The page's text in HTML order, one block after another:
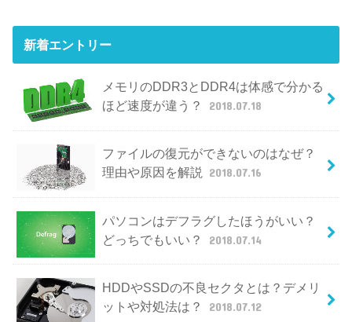
新着エントリー
メモリのDDR3とDDR4は体感で分かる
ほど速度が違う？
2018.07.18
ファイルの復元ができないのはなぜ？
理由や原因を解説
2018.07.16
パソコンはデフラグしたほうがいい？
どっちでもいい？
2018.07.14
HDDやSSDの不良セクタとは？デメリ
ットや対処法は？
2018.07.12